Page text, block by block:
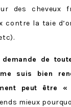
des cheveux
contre la taie
de
suis bien
peut être
mieux